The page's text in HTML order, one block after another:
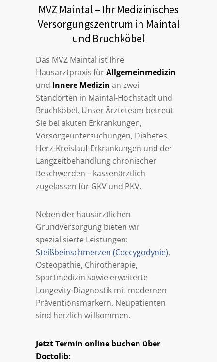
MVZ Maintal – Ihr Medizinisches
Versorgungszentrum in Maintal
und Bruchköbel
Das MVZ Maintal ist Ihre
Hausarztpraxis fürAllgemeinmedizin
und Innere Medizin an zwei
Standorten in Maintal-Hochstadt und
Bruchköbel. Unser Ärzteteam betreut
Sie bei akuten Erkrankungen,
Vorsorgeuntersuchungen, Diabetes,
Herz-Kreislauf-Erkrankungen und der
Langzeitbehandlung chronischer
Beschwerden – kassenärztlich
zugelassen für GKV und PKV.
Neben der hausärztlichen
Grundversorgung bieten wir
spezialisierte Leistungen:
Steißbeinschmerzen (Coccygodynie),
Osteopathie, Chirotherapie,
Sportmedizin sowie erweiterte
Longevity-Diagnostik mit modernen
Präventionsmarkern. Neupatienten
sind herzlich willkommen.
Jetzt Termin online buchen über
Doctolib: